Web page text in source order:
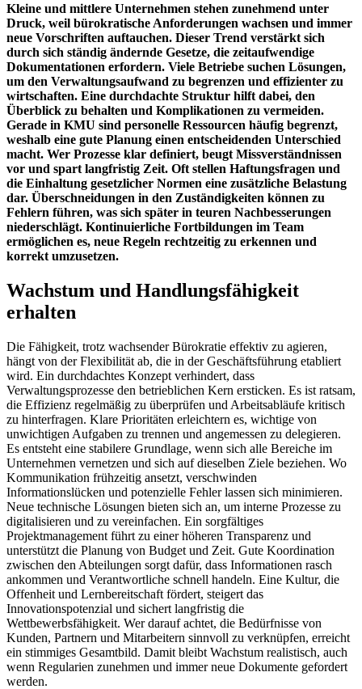
Kleine und mittlere Unternehmen stehen zunehmend unter
Druck, weil bürokratische Anforderungen wachsen und immer
neue Vorschriften auftauchen. Dieser Trend verstärkt sich
durch sich ständig ändernde Gesetze, die zeitaufwendige
Dokumentationen erfordern. Viele Betriebe suchen Lösungen,
um den Verwaltungsaufwand zu begrenzen und effizienter zu
wirtschaften. Eine durchdachte Struktur hilft dabei, den
Überblick zu behalten und Komplikationen zu vermeiden.
Gerade in KMU sind personelle Ressourcen häufig begrenzt,
weshalb eine gute Planung einen entscheidenden Unterschied
macht. Wer Prozesse klar definiert, beugt Missverständnissen
vor und spart langfristig Zeit. Oft stellen Haftungsfragen und
die Einhaltung gesetzlicher Normen eine zusätzliche Belastung
dar. Überschneidungen in den Zuständigkeiten können zu
Fehlern führen, was sich später in teuren Nachbesserungen
niederschlägt. Kontinuierliche Fortbildungen im Team
ermöglichen es, neue Regeln rechtzeitig zu erkennen und
korrekt umzusetzen.
Wachstum und Handlungsfähigkeit
erhalten
Die Fähigkeit, trotz wachsender Bürokratie effektiv zu agieren,
hängt von der Flexibilität ab, die in der Geschäftsführung etabliert
wird. Ein durchdachtes Konzept verhindert, dass
Verwaltungsprozesse den betrieblichen Kern ersticken. Es ist ratsam,
die Effizienz regelmäßig zu überprüfen und Arbeitsabläufe kritisch
zu hinterfragen. Klare Prioritäten erleichtern es, wichtige von
unwichtigen Aufgaben zu trennen und angemessen zu delegieren.
Es entsteht eine stabilere Grundlage, wenn sich alle Bereiche im
Unternehmen vernetzen und sich auf dieselben Ziele beziehen. Wo
Kommunikation frühzeitig ansetzt, verschwinden
Informationslücken und potenzielle Fehler lassen sich minimieren.
Neue technische Lösungen bieten sich an, um interne Prozesse zu
digitalisieren und zu vereinfachen. Ein sorgfältiges
Projektmanagement führt zu einer höheren Transparenz und
unterstützt die Planung von Budget und Zeit. Gute Koordination
zwischen den Abteilungen sorgt dafür, dass Informationen rasch
ankommen und Verantwortliche schnell handeln. Eine Kultur, die
Offenheit und Lernbereitschaft fördert, steigert das
Innovationspotenzial und sichert langfristig die
Wettbewerbsfähigkeit. Wer darauf achtet, die Bedürfnisse von
Kunden, Partnern und Mitarbeitern sinnvoll zu verknüpfen, erreicht
ein stimmiges Gesamtbild. Damit bleibt Wachstum realistisch, auch
wenn Regularien zunehmen und immer neue Dokumente gefordert
werden.